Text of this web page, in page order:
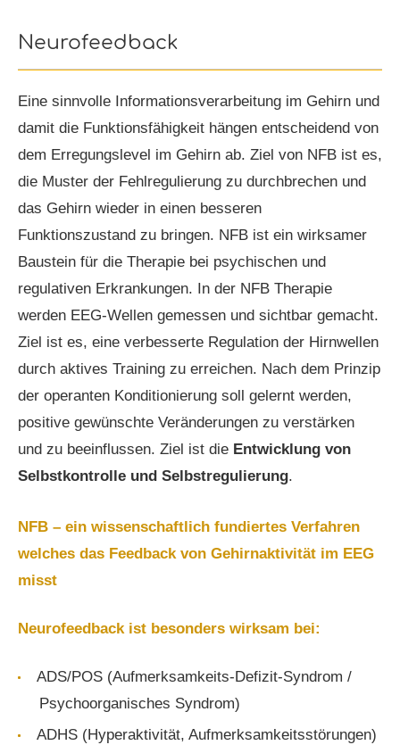
Neurofeedback
Eine sinnvolle Informationsverarbeitung im Gehirn und
damit die Funktionsfähigkeit hängen entscheidend von
dem Erregungslevel im Gehirn ab. Ziel von NFB ist es,
die Muster der Fehlregulierung zu durchbrechen und
das Gehirn wieder in einen besseren
Funktionszustand zu bringen. NFB ist ein wirksamer
Baustein für die Therapie bei psychischen und
regulativen Erkrankungen. In der NFB Therapie
werden EEG-Wellen gemessen und sichtbar gemacht.
Ziel ist es, eine verbesserte Regulation der Hirnwellen
durch aktives Training zu erreichen. Nach dem Prinzip
der operanten Konditionierung soll gelernt werden,
positive gewünschte Veränderungen zu verstärken
und zu beeinflussen. Ziel ist die Entwicklung von
Selbstkontrolle und Selbstregulierung.
NFB – ein wissenschaftlich fundiertes Verfahren
welches das Feedback von Gehirnaktivität im EEG
misst
Neurofeedback ist besonders wirksam bei:
ADS/POS (Aufmerksamkeits-Defizit-Syndrom /
Psychoorganisches Syndrom)
ADHS (Hyperaktivität, Aufmerksamkeitsstörungen)